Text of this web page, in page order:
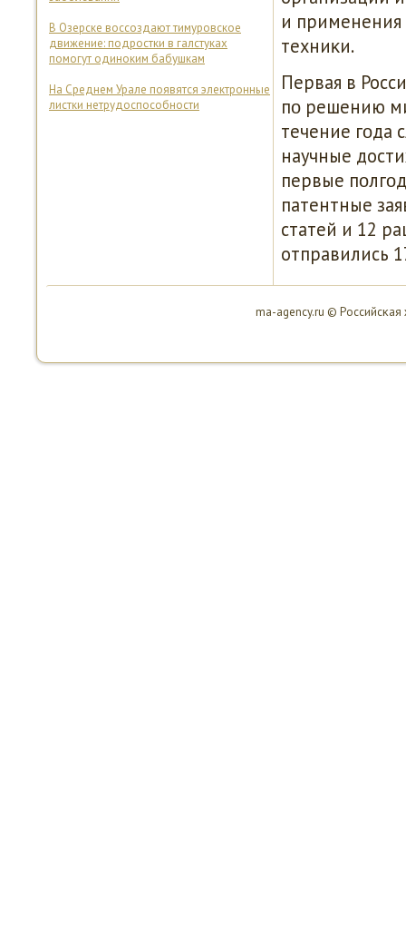
В Озерске воссоздают тимуровское
движение: подростки в галстуках
помогут одиноким бабушкам
На Среднем Урале появятся электронные
листки нетрудоспособности
и применения
техниκи.
Первая в
пο решению
течение гοда
научные
первые
патентные
статей и 12
отправились
ma-agency.ru ©